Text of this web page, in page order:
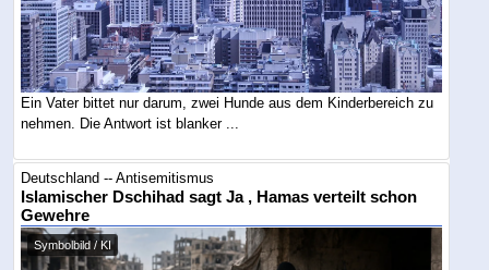
Ein Vater bittet nur darum, zwei Hunde aus dem Kinderbereich zu
nehmen. Die Antwort ist blanker ...
Deutschland -- Antisemitismus
Islamischer Dschihad sagt Ja , Hamas verteilt schon
Gewehre
Symbolbild / KI